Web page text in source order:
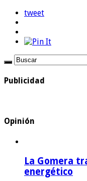
tweet
Publicidad
Opinión
La Gomera
energético